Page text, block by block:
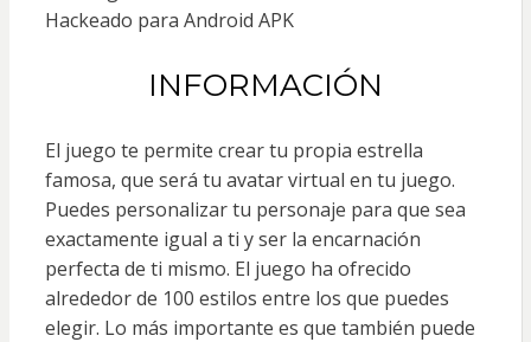
Hackeado para Android APK
INFORMACIÓN
El juego te permite crear tu propia estrella
famosa, que será tu avatar virtual en tu juego.
Puedes personalizar tu personaje para que sea
exactamente igual a ti y ser la encarnación
perfecta de ti mismo. El juego ha ofrecido
alrededor de 100 estilos entre los que puedes
elegir. Lo más importante es que también puede